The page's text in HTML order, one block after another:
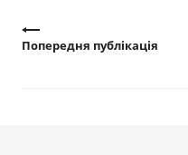
Попередня публікація